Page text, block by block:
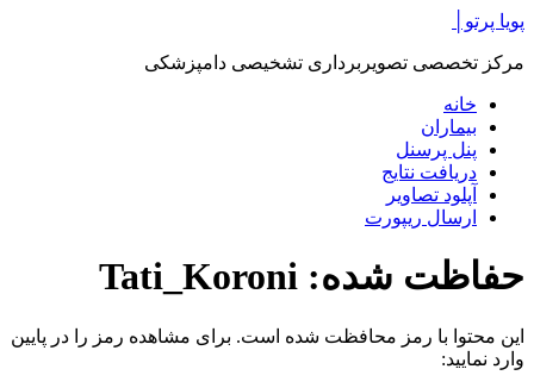
پرش
محتوا
پویا پرتو│
مرکز تخصصی تصویربرداری تشخیصی دامپزشکی
خانه
بیماران
پنل پرسنل
دریافت نتایج
آپلود تصاویر
ارسال ریپورت
حفاظت شده: Tati_Koroni
این محتوا با رمز محافظت شده است. برای مشاهده رمز را در پایین
وارد نمایید: